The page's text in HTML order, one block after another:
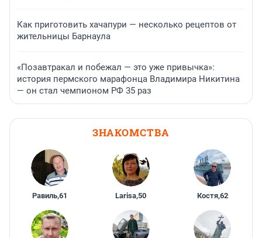
Как приготовить хачапури — несколько рецептов от
жительницы Барнаула
«Позавтракал и побежал — это уже привычка»:
история пермского марафонца Владимира Никитина
— он стал чемпионом РФ 35 раз
ЗНАКОМСТВА
Равиль,61 Larisa,50 Костя,62